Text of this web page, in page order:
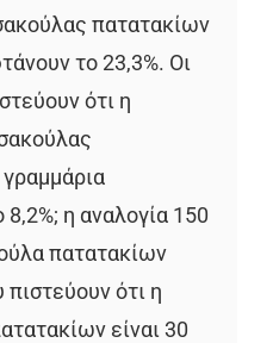
πατατακίων
το 23,3%. Οι
ότι η
η αναλογία 150
πατατακίων
πιστεύουν ότι η
είναι 30